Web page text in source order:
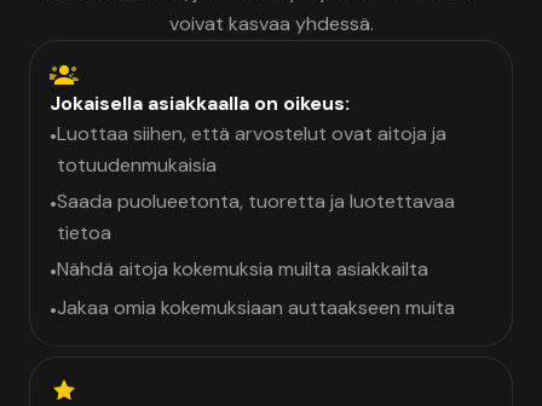
voivat kasvaa yhdessä.
Jokaisella asiakkaalla on oikeus:
•Luottaa siihen, että arvostelut ovat aitoja ja
totuudenmukaisia
•Saada puolueetonta, tuoretta ja luotettavaa
tietoa
•Nähdä aitoja kokemuksia muilta asiakkailta
•Jakaa omia kokemuksiaan auttaakseen muita